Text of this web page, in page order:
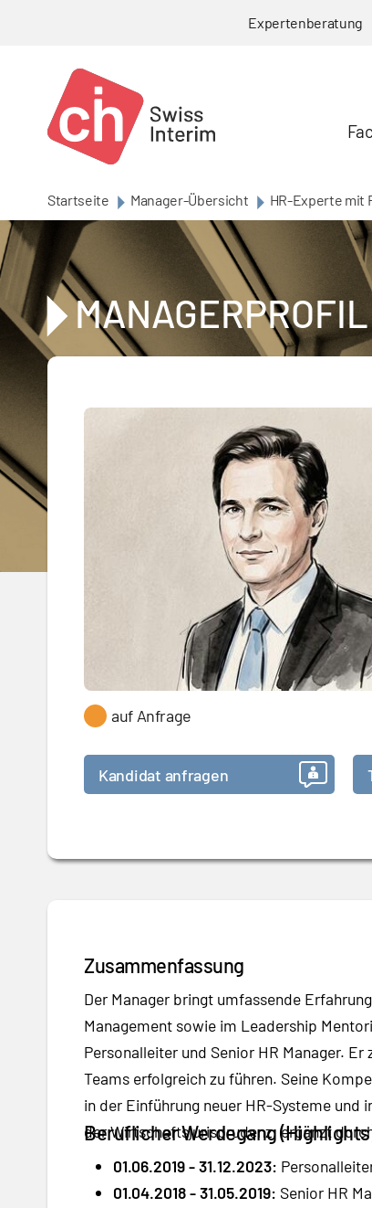
Expertenberatung
Startseite Manager-Übersicht HR-Experte mit
MANAGERPROFIL
auf Anfrage
Kandidat anfragen
Zusammenfassung
Der Manager bringt umfassende
Management sowie im Leadership
Personalleiter und Senior HR Manager.
Teams erfolgreich zu führen. Seine
in der Einführung neuer HR-Systeme und
der Wirtschaftsjurisprudenz, ergänzt
Beruflicher Werdegang
01.06.2019 - 31.12.2023:
01.04.2018 - 31.05.2019: Senior HR